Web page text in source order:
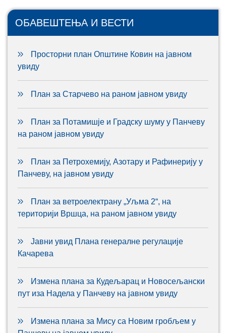
ОБАВЕШТЕЊА И ВЕСТИ
Просторни план Општине Ковин на јавном
увиду
План за Старчево на раном јавном увиду
План за Потамишје и Градску шуму у Панчеву
на раном јавном увиду
План за Петрохемију, Азотару и Рафинерију у
Панчеву, на јавном увиду
План за ветроелектрану „Уљма 2“, на
територији Вршца, на раном јавном увиду
Јавни увид Плана генералне регулације
Качарева
Измена плана за Кудељарац и Новосељански
пут иза Надела у Панчеву на јавном увиду
Измена плана за Мису са Новим гробљем у